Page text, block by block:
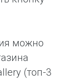
можно
(топ-3